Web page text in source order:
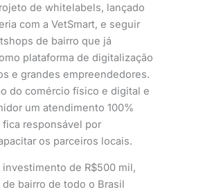
de whitelabels, lançado
com a VetSmart, e seguir
de bairro que já
plataforma de digitalização
e grandes empreendedores.
do comércio físico e digital e
um atendimento 100%
responsável por
os parceiros locais.
de R$500 mil,
bairro de todo o Brasil